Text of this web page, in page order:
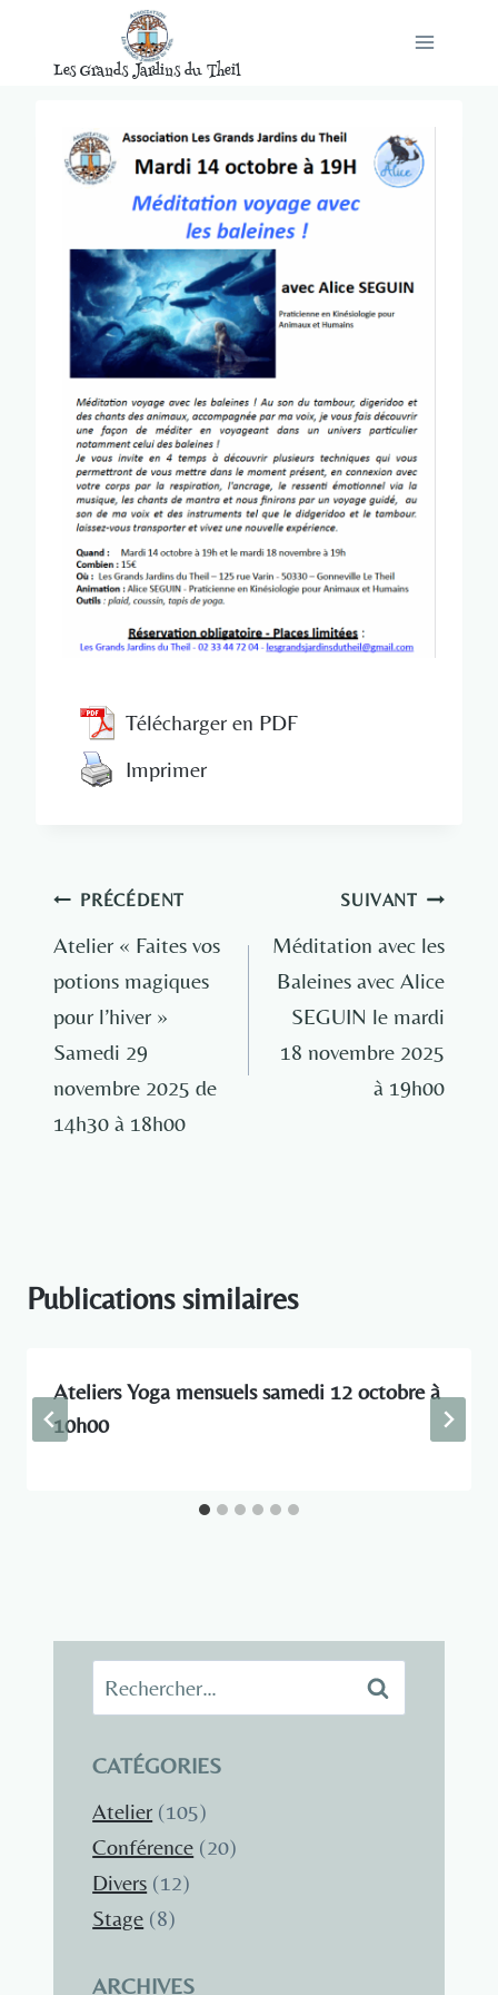
Les Grands Jardins du Theil
Télécharger en PDF
Imprimer
Navigation
de
l’article
PRÉCÉDENT
Atelier « Faites vos
potions magiques
pour l’hiver »
Samedi 29
novembre 2025 de
14h30 à 18h00
SUIVANT
Méditation avec les
Baleines avec Alice
SEGUIN le mardi
18 novembre 2025
à 19h00
Publications similaires
Ateliers Yoga mensuels samedi 12 octobre à
10h00
Rechercher :
CATÉGORIES
Atelier (105)
Conférence (20)
Divers (12)
Stage (8)
ARCHIVES